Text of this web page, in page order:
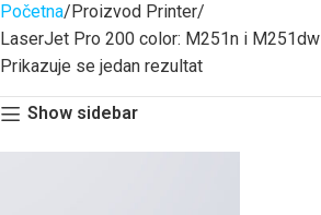
Početna Proizvod Printer
LaserJet Pro 200 color: M251n i M251dw
Prikazuje se jedan rezultat
Show sidebar